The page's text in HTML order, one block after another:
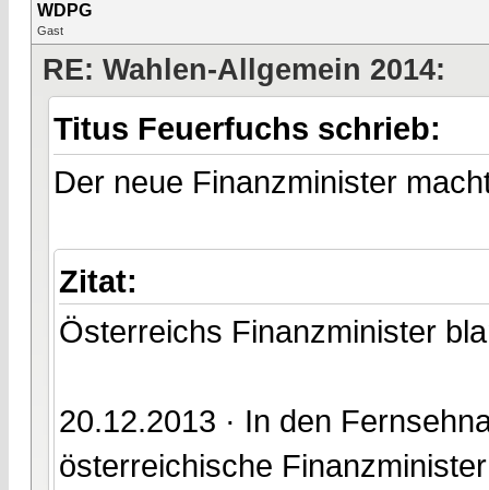
WDPG
Gast
RE: Wahlen-Allgemein 2014:
Titus Feuerfuchs schrieb:
Der neue Finanzminister
Zitat:
Österreichs Finanzminister
20.12.2013 · In den
österreichische